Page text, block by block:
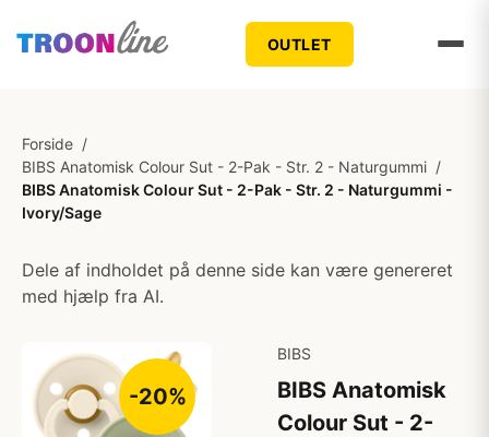
OUTLET
Forside /
BIBS Anatomisk Colour Sut - 2-Pak - Str. 2 - Naturgummi /
BIBS Anatomisk Colour Sut - 2-Pak - Str. 2 - Naturgummi -
Ivory/Sage
Dele af indholdet på denne side kan være genereret
med hjælp fra AI.
-20%
BIBS
BIBS Anatomisk
Colour Sut - 2-